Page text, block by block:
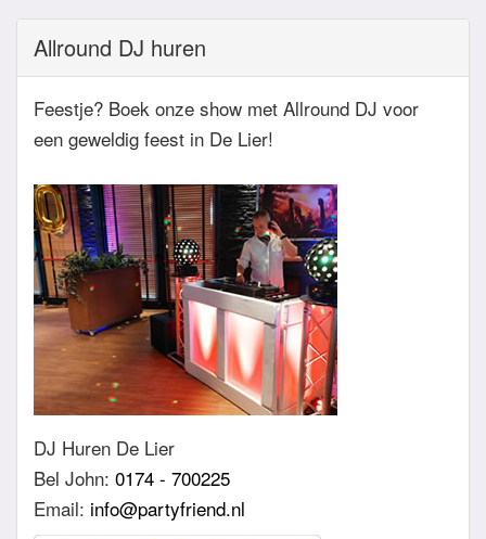
van de avond. Daarnaast zijn wij altijd bereikbaar
zowel telefonisch, via e-mail of de app.
Allround DJ huren
Feestje? Boek onze show met Allround DJ voor
een geweldig feest in De Lier!
DJ Huren De Lier
Bel John: 0174 - 700225
Email: info@partyfriend.nl